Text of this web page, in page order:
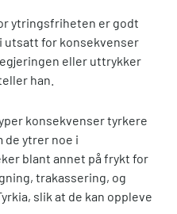
ytringsfriheten er godt
utsatt for konsekvenser
eller uttrykker
han.
konsekvenser tyrkere
de ytrer noe i
blant annet på frykt for
trakassering, og
slik at de kan oppleve